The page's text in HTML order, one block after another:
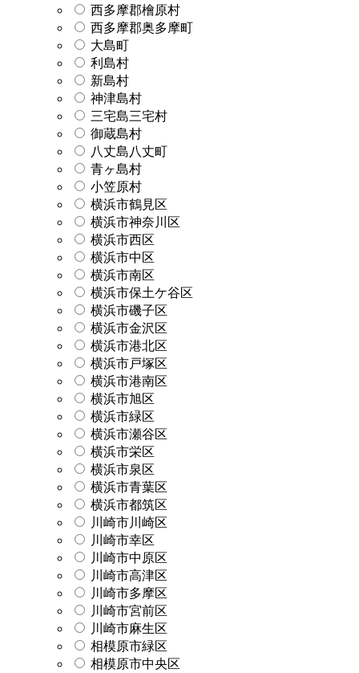
西多摩郡檜原村
西多摩郡奥多摩町
大島町
利島村
新島村
神津島村
三宅島三宅村
御蔵島村
八丈島八丈町
青ヶ島村
小笠原村
横浜市鶴見区
横浜市神奈川区
横浜市西区
横浜市中区
横浜市南区
横浜市保土ケ谷区
横浜市磯子区
横浜市金沢区
横浜市港北区
横浜市戸塚区
横浜市港南区
横浜市旭区
横浜市緑区
横浜市瀬谷区
横浜市栄区
横浜市泉区
横浜市青葉区
横浜市都筑区
川崎市川崎区
川崎市幸区
川崎市中原区
川崎市高津区
川崎市多摩区
川崎市宮前区
川崎市麻生区
相模原市緑区
相模原市中央区